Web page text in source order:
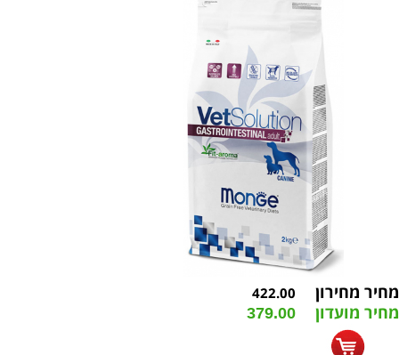
מחיר מחירון 422.00
מחיר מועדון 379.00